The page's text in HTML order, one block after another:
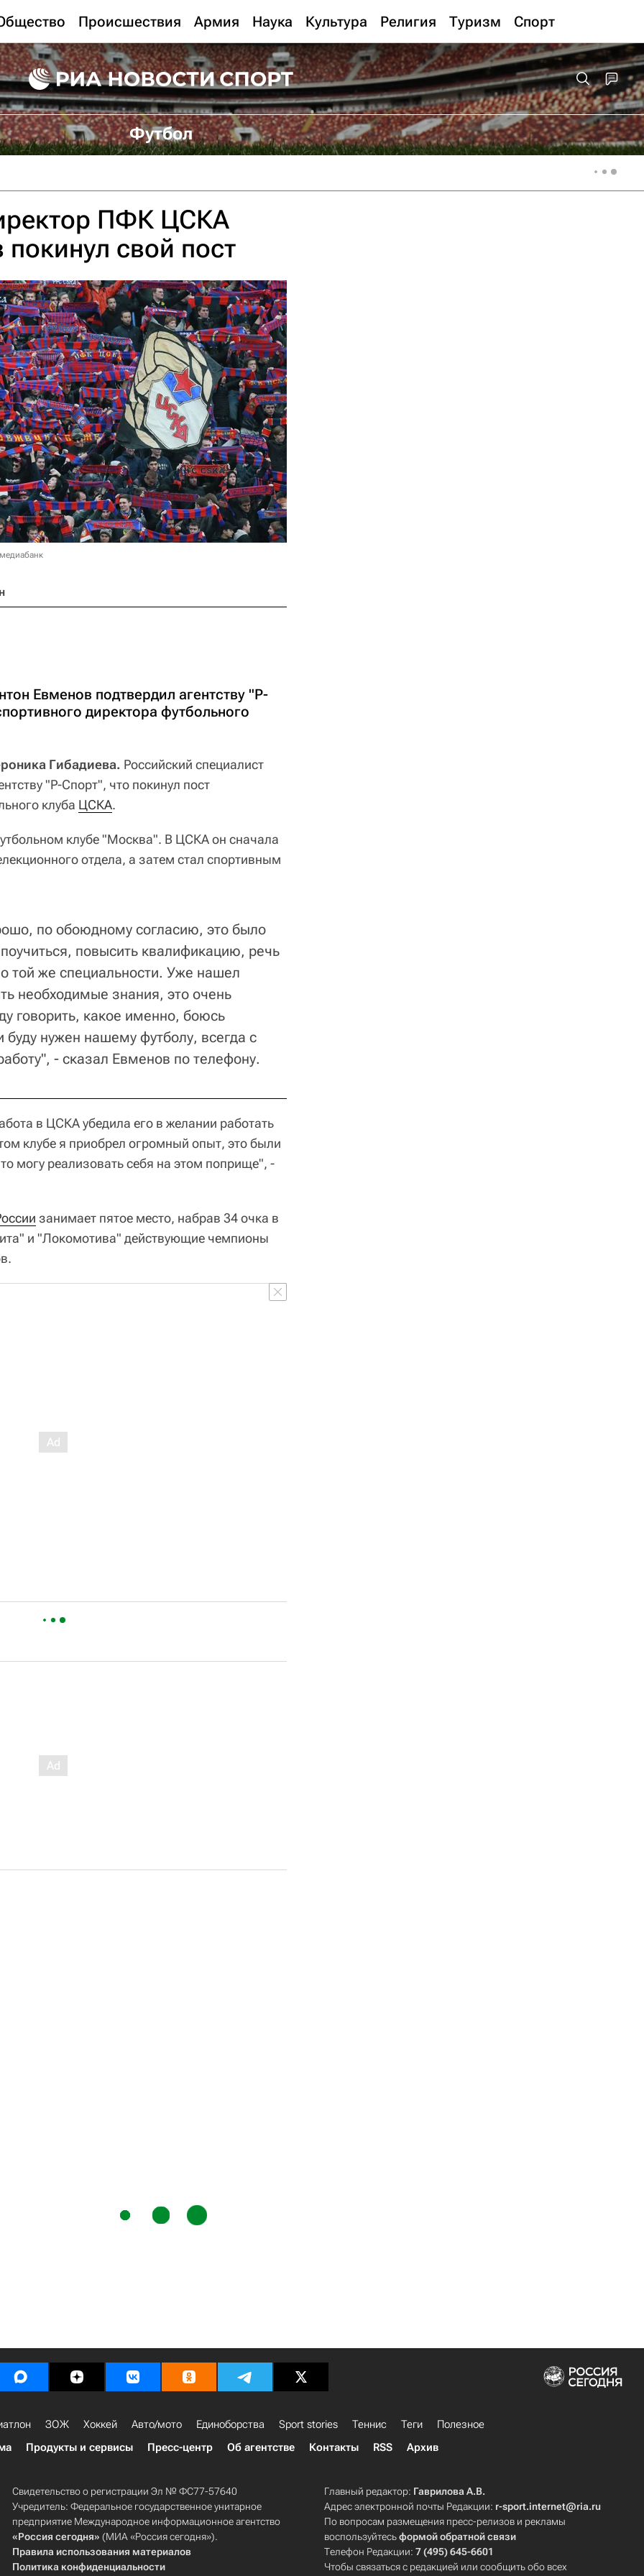
Происшествия Армия Наука Культура Религия Туризм Спорт
Футбол
ПФК ЦСКА
свой пост
Евменов подтвердил агентству "Р-
директора футбольного
Гибадиева. Российский специалист
"Р-Спорт", что покинул пост
клуба ЦСКА.
клубе "Москва". В ЦСКА он сначала
отдела, а затем стал спортивным
по обоюдному согласию, это было
повысить квалификацию, речь
той же специальности. Уже нашел
необходимые знания, это очень
говорить, какое именно, боюсь
буду нужен нашему футболу, всегда с
- сказал Евменов по телефону.
в ЦСКА убедила его в желании работать
клубе я приобрел огромный опыт, это были
могу реализовать себя на этом поприще", -
занимает пятое место, набрав 34 очка в
и "Локомотива" действующие чемпионы
ЗОЖ Хоккей Авто/мото Единоборства Sport stories Теннис Теги
Полезное
Продукты и сервисы Пресс-центр Об агентстве Контакты RSS Архив
Свидетельство о регистрации Эл № ФС77-57640
Учредитель: Федеральное государственное унитарное
предприятие Международное информационное агентство
«Россия сегодня» (МИА «Россия сегодня»).
Правила использования материалов
Политика конфиденциальности
Главный редактор: Гаврилова А.В.
Адрес электронной почты Редакции: r-sport.internet@ria.ru
По вопросам размещения пресс-релизов и рекламы
воспользуйтесьформой обратной связи
Телефон Редакции:7 (495) 645-6601
Чтобы связаться с редакцией или сообщить обо всех